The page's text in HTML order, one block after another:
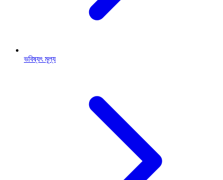
ভবিষ্যৎ মূল্য